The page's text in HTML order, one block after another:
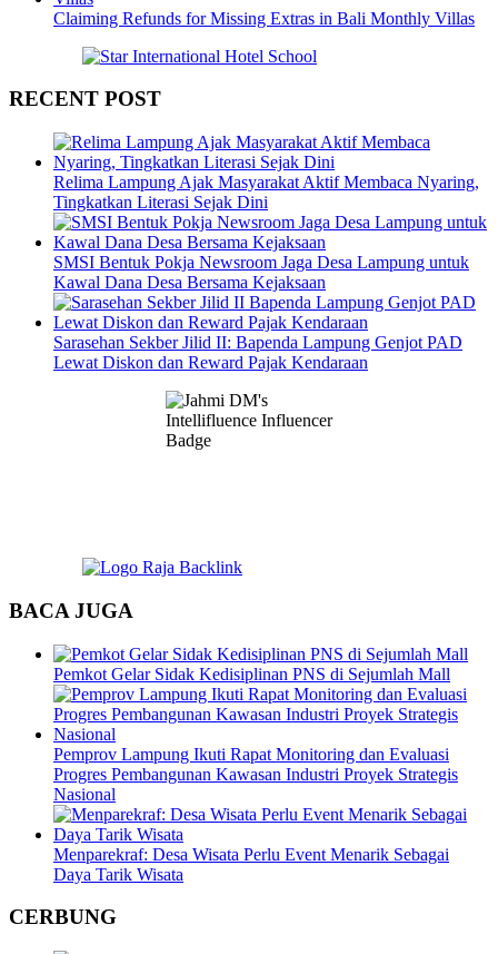
Claiming Refunds for Missing Extras in Bali Monthly Villas
RECENT POST
Relima Lampung Ajak Masyarakat Aktif Membaca Nyaring,
Tingkatkan Literasi Sejak Dini
SMSI Bentuk Pokja Newsroom Jaga Desa Lampung untuk
Kawal Dana Desa Bersama Kejaksaan
Sarasehan Sekber Jilid II: Bapenda Lampung Genjot PAD
Lewat Diskon dan Reward Pajak Kendaraan
BACA JUGA
Pemkot Gelar Sidak Kedisiplinan PNS di Sejumlah Mall
Pemprov Lampung Ikuti Rapat Monitoring dan Evaluasi
Progres Pembangunan Kawasan Industri Proyek Strategis
Nasional
Menparekraf: Desa Wisata Perlu Event Menarik Sebagai
Daya Tarik Wisata
CERBUNG